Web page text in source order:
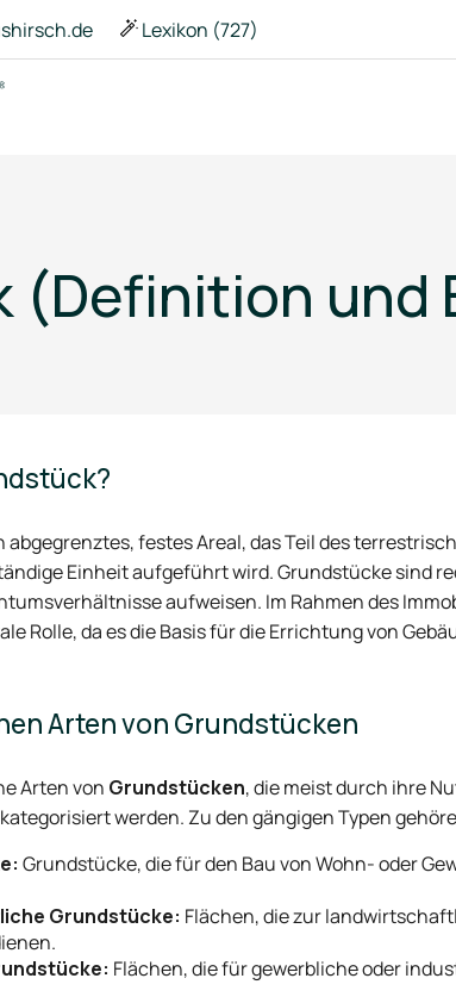
Lexikon (727)
(Definition und
abgegrenztes, festes Areal, das Teil des
Einheit aufgeführt wird. Grundstücke sind
aufweisen. Im Rahmen des
Rolle, da es die Basis für die Errichtung von
Arten von Grundstücken
Arten von Grundstücken, die meist durch ihre
werden. Zu den gängigen Typen
Grundstücke, die für den Bau von Wohn- oder
Grundstücke: Flächen, die zur
Flächen, die für gewerbliche oder